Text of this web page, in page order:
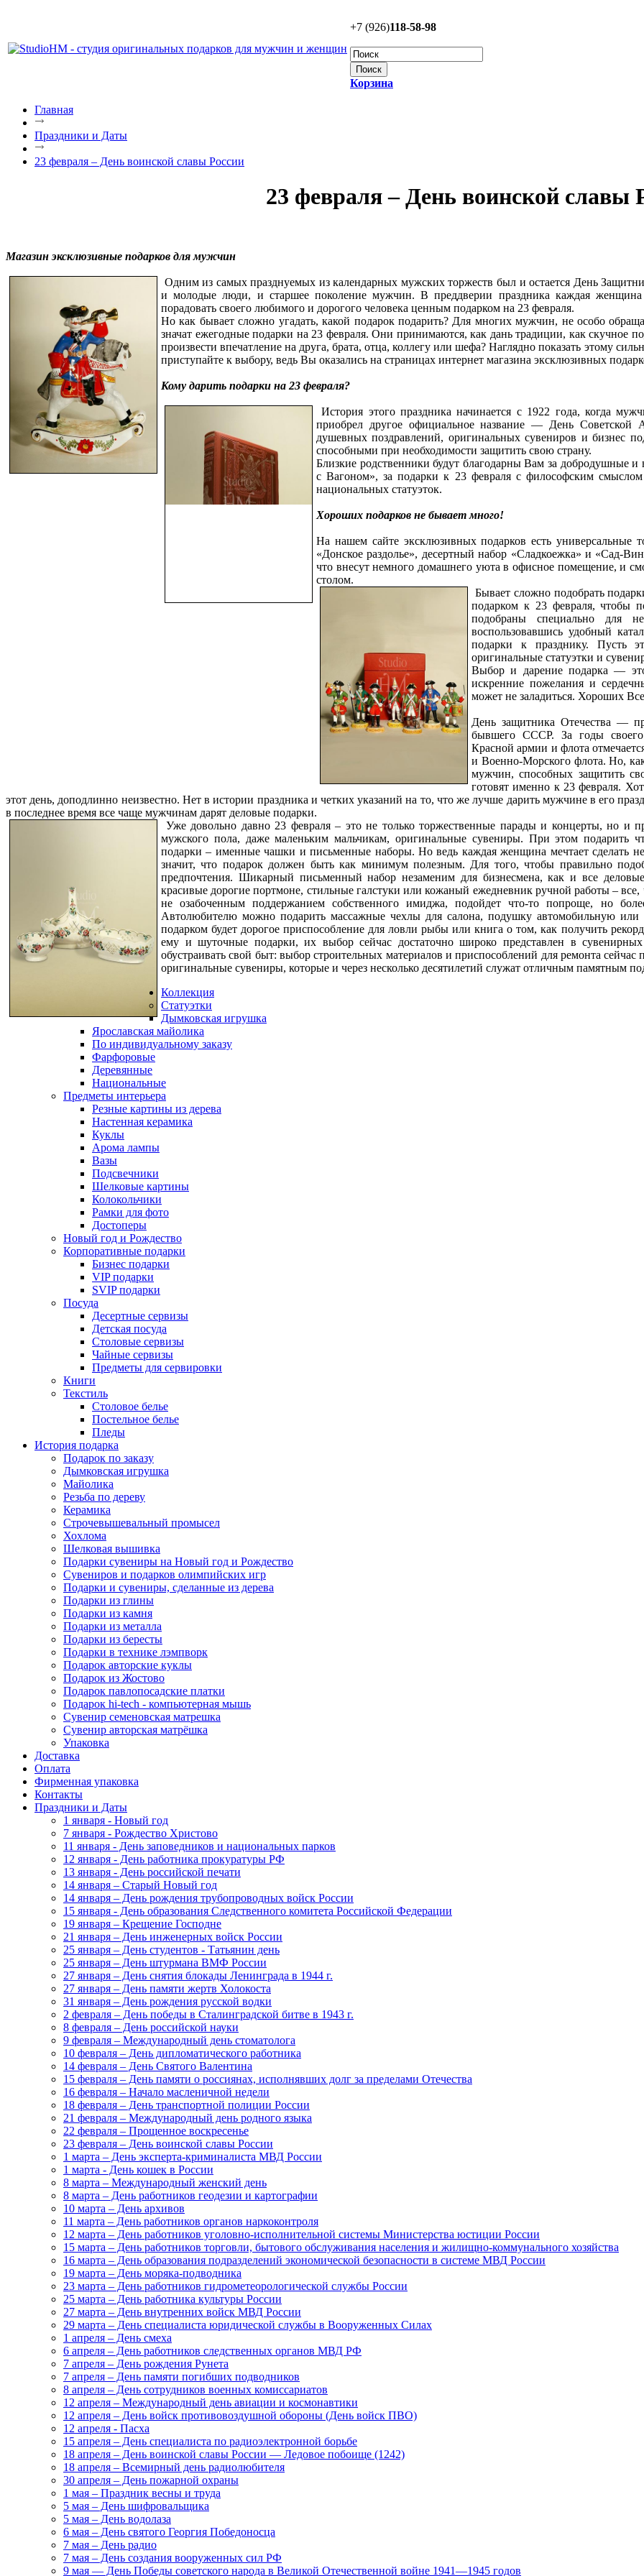
+7 (926)118-58-98
Корзина
Главная
Праздники и Даты
23 февраля – День воинской славы России
23 февраля – День воинской славы
Магазин эксклюзивные подарков для мужчин
Одним из самых празднуемых из календарных мужских торжеств был и остается День
и молодые люди, и старшее поколение мужчин. В преддверии праздника каждая
порадовать своего любимого и дорогого человека ценным подарком на 23 февраля.
Но как бывает сложно угадать, какой подарок подарить? Для многих мужчин, не особо
значат ежегодные подарки на 23 февраля. Они принимаются, как дань традиции, как скучное
произвести впечатление на друга, брата, отца, коллегу или шефа? Наглядно показать этому
приступайте к выбору, ведь Вы оказались на страницах интернет магазина эксклюзивных
Кому дарить подарки на 23 февраля?
История этого праздника начинается с 1922 года, когда
приобрел другое официальное название — День
душевных поздравлений, оригинальных сувениров и бизнес
способными при необходимости защитить свою страну.
Близкие родственники будут благодарны Вам за добродушные
с Вагоном», за подарки к 23 февраля с философским
национальных статуэток.
Хороших подарков не бывает много!
На нашем сайте эксклюзивных подарков есть универсальные
«Донское раздолье», десертный набор «Сладкоежка» и «Сад-
что внесут немного домашнего уюта в офисное помещение, и
столом.
Бывает сложно подобрать
подарком к 23 февраля, чтобы
подобраны специально для
воспользовавшись удобный
подарки к празднику. Пусть
оригинальные статуэтки и
Выбор и дарение подарка —
искренние пожелания и
может не заладиться. Хороших
День защитника Отечества —
бывшего СССР. За годы своего
Красной армии и флота
и Военно-Морского флота. Но,
мужчин, способных защитить
готовят именно к 23 февраля.
этот день, доподлинно неизвестно. Нет в истории праздника и четких указаний на то, что же лучше дарить мужчине в его
в последнее время все чаще мужчинам дарят деловые подарки.
Уже довольно давно 23 февраля – это не только торжественные парады и концерты, но и
мужского пола, даже маленьким мальчикам, оригинальные сувениры. При этом подарить
подарки – именные чашки и письменные наборы. Но ведь каждая женщина мечтает сделать
значит, что подарок должен быть как минимум полезным. Для того, чтобы правильно
предпочтения. Шикарный письменный набор незаменим для бизнесмена, как и все
красивые дорогие портмоне, стильные галстуки или кожаный ежедневник ручной работы –
не озабоченным поддержанием собственного имиджа, подойдет что-то попроще, но
Автолюбителю можно подарить массажные чехлы для салона, подушку автомобильную
подарком будет дорогое приспособление для ловли рыбы или книга о том, как получить
ему и шуточные подарки, их выбор сейчас достаточно широко представлен в
обустраивать свой быт: выбор строительных материалов и приспособлений для ремонта
оригинальные сувениры, которые и через несколько десятилетий служат отличным памятным
Коллекция
Статуэтки
Дымковская игрушка
Ярославская майолика
По индивидуальному заказу
Фарфоровые
Деревянные
Национальные
Предметы интерьера
Резные картины из дерева
Настенная керамика
Куклы
Арома лампы
Вазы
Подсвечники
Шелковые картины
Колокольчики
Рамки для фото
Достоперы
Новый год и Рождество
Корпоративные подарки
Бизнес подарки
VIP подарки
SVIP подарки
Посуда
Десертные сервизы
Детская посуда
Столовые сервизы
Чайные сервизы
Предметы для сервировки
Книги
Текстиль
Столовое белье
Постельное белье
Пледы
История подарка
Подарок по заказу
Дымковская игрушка
Майолика
Резьба по дереву
Керамика
Строчевышевальный промысел
Хохлома
Шелковая вышивка
Подарки сувениры на Новый год и Рождество
Сувениров и подарков олимпийских игр
Подарки и сувениры, сделанные из дерева
Подарки из глины
Подарки из камня
Подарки из металла
Подарки из бересты
Подарки в технике лэмпворк
Подарок авторские куклы
Подарок из Жостово
Подарок павлопосадские платки
Подарок hi-tech - компьютерная мышь
Сувенир семеновская матрешка
Сувенир авторская матрёшка
Упаковка
Доставка
Оплата
Фирменная упаковка
Контакты
Праздники и Даты
1 января - Новый год
7 января - Рождество Христово
11 января - День заповедников и национальных парков
12 января - День работника прокуратуры РФ
13 января - День российской печати
14 января – Старый Новый год
14 января – День рождения трубопроводных войск России
15 января - День образования Следственного комитета Российской Федерации
19 января – Крещение Господне
21 января – День инженерных войск России
25 января – День студентов - Татьянин день
25 января – День штурмана ВМФ России
27 января – День снятия блокады Ленинграда в 1944 г.
27 января – День памяти жертв Холокоста
31 января – День рождения русской водки
2 февраля – День победы в Сталинградской битве в 1943 г.
8 февраля – День российской науки
9 февраля – Международный день стоматолога
10 февраля – День дипломатического работника
14 февраля – День Святого Валентина
15 февраля – День памяти о россиянах, исполнявших долг за пределами Отечества
16 февраля – Начало масленичной недели
18 февраля – День транспортной полиции России
21 февраля – Международный день родного языка
22 февраля – Прощенное воскресенье
23 февраля – День воинской славы России
1 марта – День эксперта-криминалиста МВД России
1 марта - День кошек в России
8 марта – Международный женский день
8 марта – День работников геодезии и картографии
10 марта – День архивов
11 марта – День работников органов наркоконтроля
12 марта – День работников уголовно-исполнительной системы Министерства юстиции России
15 марта – День работников торговли, бытового обслуживания населения и жилищно-коммунального хозяйства
16 марта – День образования подразделений экономической безопасности в системе МВД России
19 марта – День моряка-подводника
23 марта – День работников гидрометеорологической службы России
25 марта – День работника культуры России
27 марта – День внутренних войск МВД России
29 марта – День специалиста юридической службы в Вооруженных Силах
1 апреля – День смеха
6 апреля – День работников следственных органов МВД РФ
7 апреля – День рождения Рунета
7 апреля – День памяти погибших подводников
8 апреля – День сотрудников военных комиссариатов
12 апреля – Международный день авиации и космонавтики
12 апреля – День войск противовоздушной обороны (День войск ПВО)
12 апреля - Пасха
15 апреля – День специалиста по радиоэлектронной борьбе
18 апреля – День воинской славы России — Ледовое побоище (1242)
18 апреля – Всемирный день радиолюбителя
30 апреля – День пожарной охраны
1 мая – Праздник весны и труда
5 мая – День шифровальщика
5 мая – День водолаза
6 мая – День святого Георгия Победоносца
7 мая – День радио
7 мая – День создания вооруженных сил РФ
9 мая — День Победы советского народа в Великой Отечественной войне 1941—1945 годов